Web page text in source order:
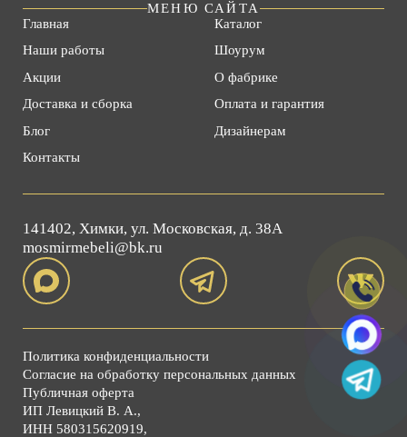
МЕНЮ САЙТА
Главная
Каталог
Наши работы
Шоурум
Акции
О фабрике
Доставка и сборка
Оплата и гарантия
Блог
Дизайнерам
Контакты
141402, Химки, ул. Московская, д. 38А
mosmirmebeli@bk.ru
Политика конфиденциальности
Согласие на обработку персональных данных
Публичная оферта
ИП Левицкий В. А.,
ИНН 580315620919,